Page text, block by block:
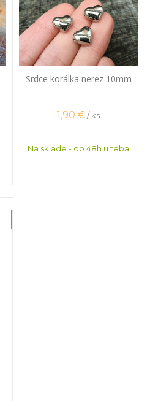
Srdce korálka nerez 10mm
1,90 €/ ks
Na sklade - do 48h u teba